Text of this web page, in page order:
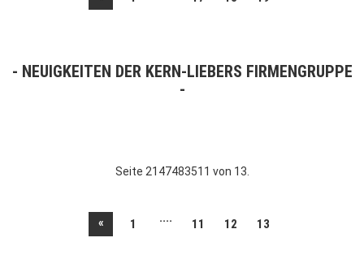
NEUIGKEITEN DER KERN-LIEBERS FIRMENGRUPPE
Seite 2147483511 von 13.
« 1 .... 11 12 13